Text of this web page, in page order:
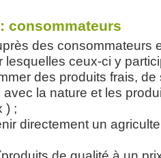
consommateurs
des consommateurs
lesquelles ceux-ci y
des produits frais,
la nature et les
) ;
directement un